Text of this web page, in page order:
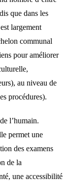
que dans les
largement
communal
pour améliorer
au niveau de
procédures).
l’humain.
permet une
des examens
de la
une accessibilité